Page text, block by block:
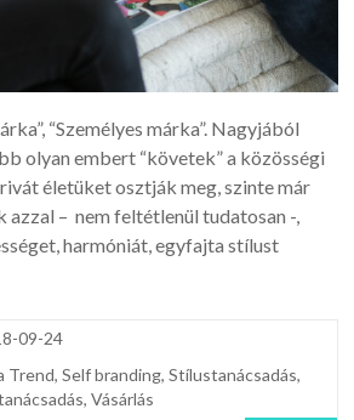
“Személyes márka”. Nagyjából
olyan embert “követek” a közösségi
életüket osztják meg, szinte már
azzal – nem feltétlenül tudatosan -,
harmóniát, egyfajta stílust
09-24
Trend,Self branding,Stílustanácsadás,
,Vásárlás